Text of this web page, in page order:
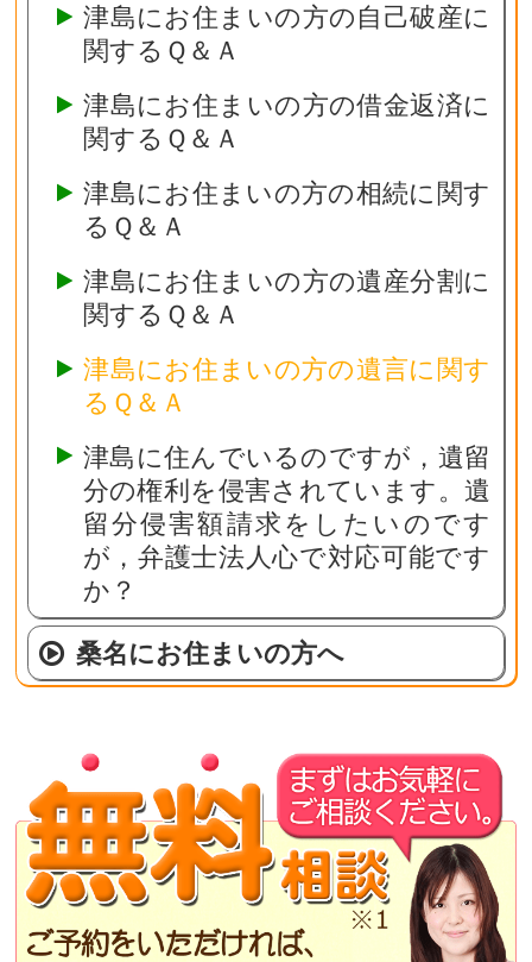
津島にお住まいの方の自己破産に
関するＱ＆Ａ
津島にお住まいの方の借金返済に
関するＱ＆Ａ
津島にお住まいの方の相続に関す
るＱ＆Ａ
津島にお住まいの方の遺産分割に
関するＱ＆Ａ
津島にお住まいの方の遺言に関す
るＱ＆Ａ
津島に住んでいるのですが，遺留
分の権利を侵害されています。遺
留分侵害額請求をしたいのです
が，弁護士法人心で対応可能です
か？
桑名にお住まいの方へ